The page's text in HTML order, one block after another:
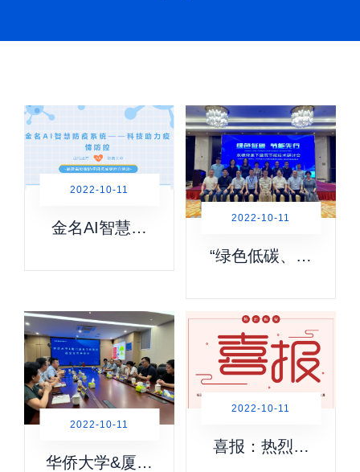
金名AI智慧防
2022-10-11
“绿色低碳、节
技术”研讨会圆
满落幕！
2022-10-11
华侨大学&厦门
2022-10-11
喜报：热烈祝
2022-10-11